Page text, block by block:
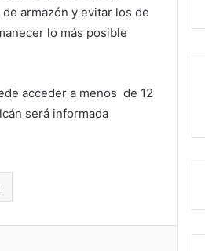
armazón y evitar los de
lo más posible
acceder a menos de 12
será informada